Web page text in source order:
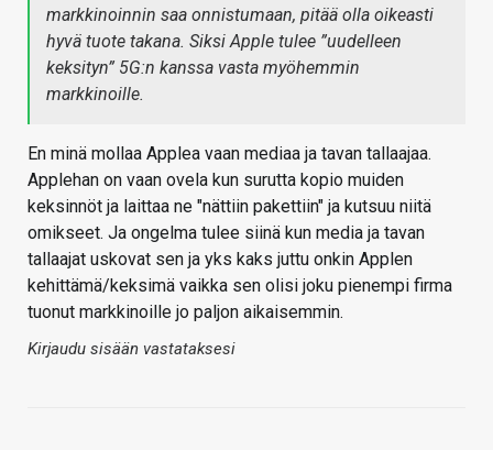
markkinoinnin saa onnistumaan, pitää olla oikeasti
hyvä tuote takana. Siksi Apple tulee ”uudelleen
keksityn” 5G:n kanssa vasta myöhemmin
markkinoille.
En minä mollaa Applea vaan mediaa ja tavan tallaajaa.
Applehan on vaan ovela kun surutta kopio muiden
keksinnöt ja laittaa ne "nättiin pakettiin" ja kutsuu niitä
omikseet. Ja ongelma tulee siinä kun media ja tavan
tallaajat uskovat sen ja yks kaks juttu onkin Applen
kehittämä/keksimä vaikka sen olisi joku pienempi firma
tuonut markkinoille jo paljon aikaisemmin.
Kirjaudu sisään vastataksesi